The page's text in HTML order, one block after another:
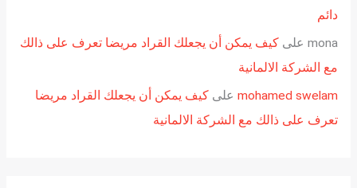
دائم
monaعلى كيف يمكن أن يجعلك القراد مريضا تعرف على ذالك
مع الشركة الالمانية
mohamed swelamعلى كيف يمكن أن يجعلك القراد مريضا
تعرف على ذالك مع الشركة الالمانية